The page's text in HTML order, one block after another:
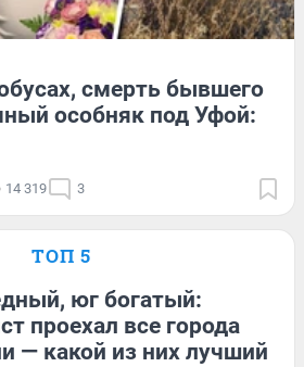
смерть бывшего
особняк под Уфой:
14 319 3
ТОП 5
юг богатый:
проехал все города
— какой из них лучший